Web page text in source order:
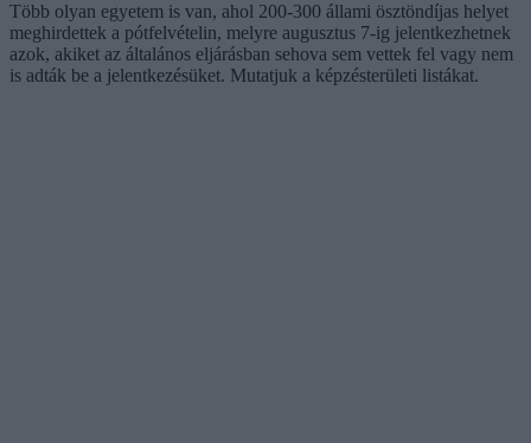
Több olyan egyetem is van, ahol 200-300 állami ösztöndíjas helyet
meghirdettek a pótfelvételin, melyre augusztus 7-ig jelentkezhetnek
azok, akiket az általános eljárásban sehova sem vettek fel vagy nem
is adták be a jelentkezésüket. Mutatjuk a képzésterületi listákat.